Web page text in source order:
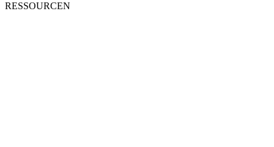
RESSOURCEN